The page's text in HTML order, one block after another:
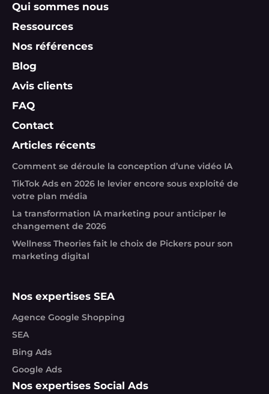
Qui sommes nous
Ressources
Nos références
Blog
Avis clients
FAQ
Contact
Articles récents
Comment se déroule la conception d’une vidéo IA
TikTok Ads en 2026 le levier encore sous exploité de
votre plan média
La transformation IA marketing pour anticiper le
changement de 2026
Wellness Theories fait le choix de Pickers pour son
marketing digital
Nos expertises SEA
Agence Google Shopping
SEA
Bing Ads
Google Ads
Nos expertises Social Ads